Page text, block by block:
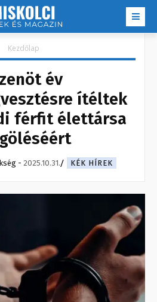
Kezdőlap
év
ítéltek
férfit élettársa
- 2025.10.31. KÉK HÍREK